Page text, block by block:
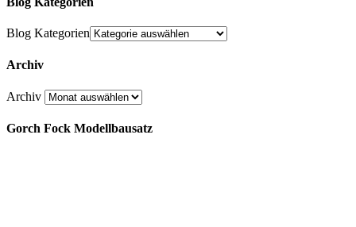
Blog Kategorien
Archiv
Archiv
Gorch Fock Modellbausatz